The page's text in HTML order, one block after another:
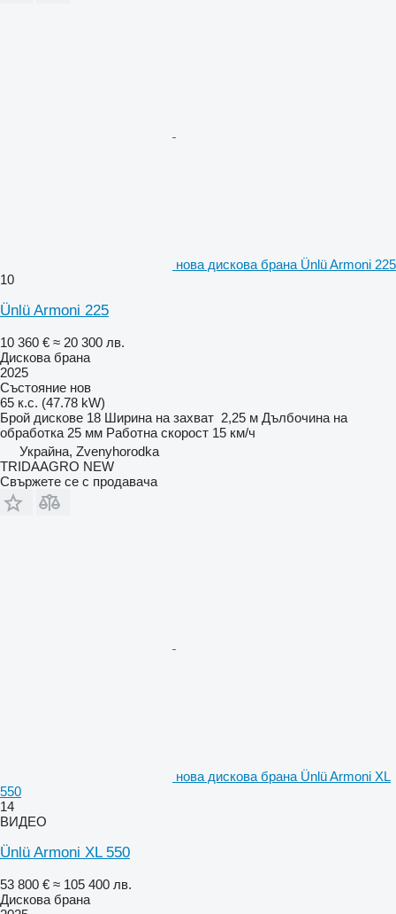
нова дискова брана Ünlü Armoni 225
10
Ünlü Armoni 225
10 360 € ≈ 20 300 лв.
Дискова брана
2025
Състояние нов
65 к.с. (47.78 kW)
Брой дискове 18 Ширина на захват 2,25 м Дълбочина на
обработка 25 мм Работна скорост 15 км/ч
Украйна, Zvenyhorodka
TRIDAAGRO NEW
Свържете се с продавача
нова дискова брана Ünlü Armoni XL
550
14
ВИДЕО
Ünlü Armoni XL 550
53 800 € ≈ 105 400 лв.
Дискова брана